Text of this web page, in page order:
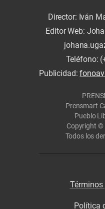
Director: Iván
Editor Web:
Teléfono:
Publicidad:
Prensmart
Pueblo
Copyright ©
Todos los
Términos
Política